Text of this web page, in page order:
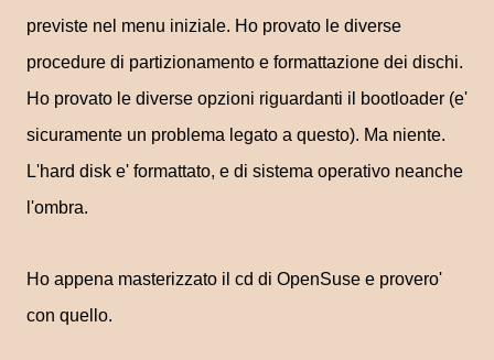
previste nel menu iniziale. Ho provato le diverse
procedure di partizionamento e formattazione dei dischi.
Ho provato le diverse opzioni riguardanti il bootloader (e'
sicuramente un problema legato a questo). Ma niente.
L'hard disk e' formattato, e di sistema operativo neanche
l'ombra.
Ho appena masterizzato il cd di OpenSuse e provero'
con quello.